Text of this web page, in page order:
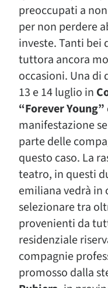
preoccupati a
per non perdere
investe. Tanti bei
tuttora ancora
occasioni. Una di
13 e 14 luglio in
“Forever Young”
manifestazione
parte delle
questo caso. La
teatro, in questi
emiliana vedrà in
selezionare tra
provenienti da
residenziale
compagnie
promosso dalla